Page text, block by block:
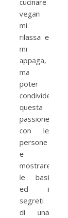
cucinare
vegan
mi
rilassa e
mi
appaga,
ma
poter
condividere
questa
passione
con le
persone
e
mostrare
le basi
ed i
segreti
di una